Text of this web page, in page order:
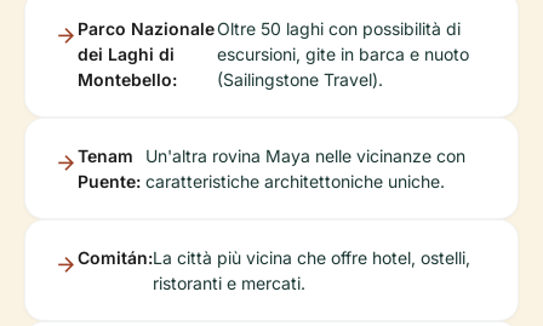
Parco Nazionale
dei Laghi di
Montebello:
Oltre 50 laghi con possibilità di
escursioni, gite in barca e nuoto
(Sailingstone Travel).
Tenam
Puente:
Un'altra rovina Maya nelle vicinanze con
caratteristiche architettoniche uniche.
Comitán:La città più vicina che offre hotel, ostelli,
ristoranti e mercati.